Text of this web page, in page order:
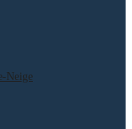
Neige